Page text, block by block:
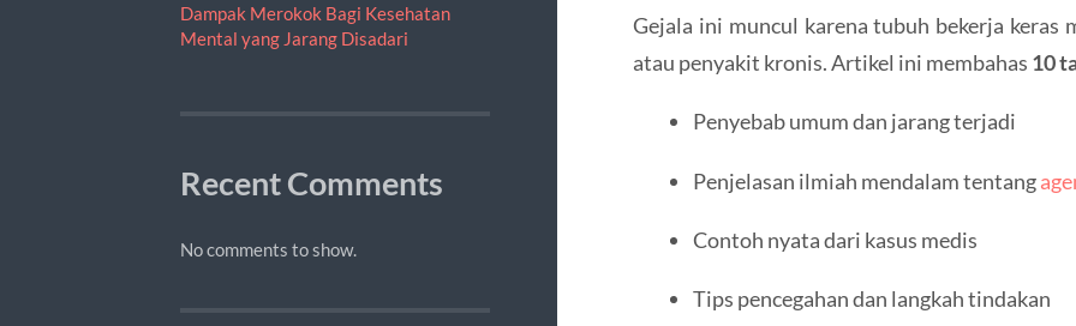
Dampak Merokok Bagi Kesehatan
Mental yang Jarang Disadari
Recent Comments
No comments to show.
Gejala ini muncul karena tubuh bekerja keras
atau penyakit kronis. Artikel ini membahas 10
Penyebab umum dan jarang terjadi
Penjelasan ilmiah mendalam tentang
Contoh nyata dari kasus medis
Tips pencegahan dan langkah tindakan